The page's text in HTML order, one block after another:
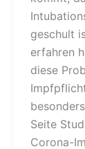
geschult
erfahren
diese
Seite
Corona-